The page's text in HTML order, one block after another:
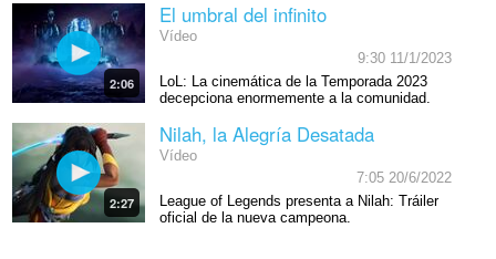
2:06
El umbral del infinito
Vídeo
9:30 11/1/2023
LoL: La cinemática de la Temporada 2023
decepciona enormemente a la comunidad.
2:27
Nilah, la Alegría Desatada
Vídeo
7:05 20/6/2022
League of Legends presenta a Nilah: Tráiler
oficial de la nueva campeona.